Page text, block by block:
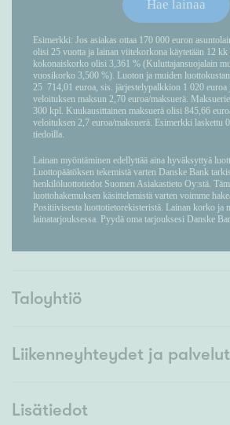
Taloyhtiö
Liikenneyhteydet ja palvelut
Lisätiedot